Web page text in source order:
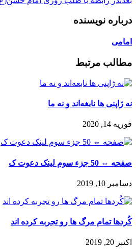
درباره نویسنده
امامی
مطالب مرتبط
نه ژاپنی ها نابغه‌اند و نه ما
فوریه 14, 2020
صفحه ⇔ 50 جزء سوم لینک دعوت ک
دسامبر 10, 2019
كُردها تمام مرگ ها رو تجربه کرده اند
اکتبر 20, 2019